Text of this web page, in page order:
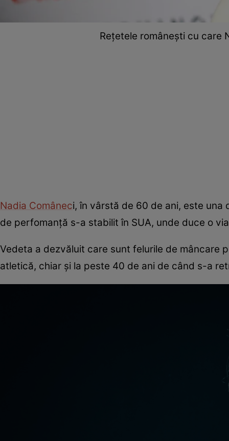
Rețetele românești cu care
Nadia Comâneci, în vârstă de 60 de ani, este
de perfomanță s-a stabilit în SUA, unde duce o
Vedeta a dezvăluit care sunt felurile de mâncare
atletică, chiar și la peste 40 de ani de când s-a